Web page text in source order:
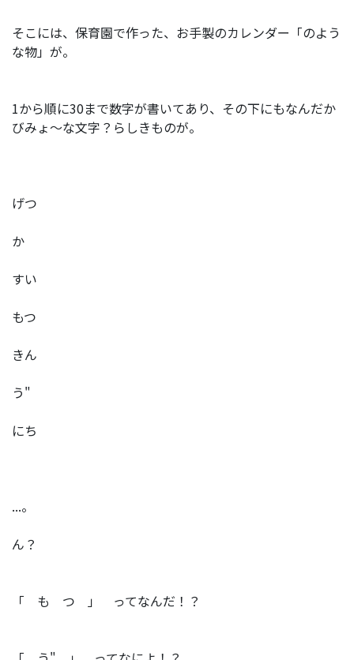
そこには、保育園で作った、お手製のカレンダー「のよう
な物」が。
1から順に30まで数字が書いてあり、その下にもなんだか
びみょ～な文字？らしきものが。
げつ
か
すい
もつ
きん
う"
にち
...。
ん？
「 も つ 」 ってなんだ！？